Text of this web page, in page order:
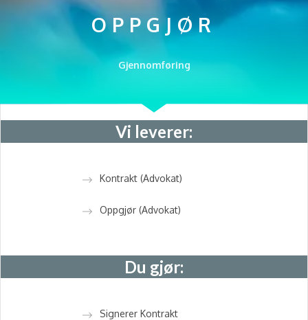
OPPGJØR
Gjennomføring
Vi leverer:
Kontrakt (Advokat)
Oppgjør (Advokat)
Du gjør:
Signerer Kontrakt